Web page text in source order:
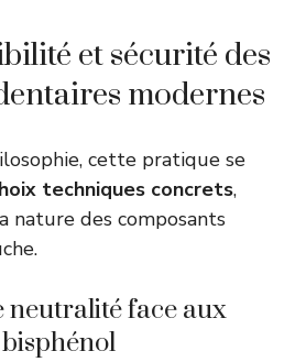
et sécurité des
modernes
cette pratique se
techniques concrets,
nature des composants
neutralité face aux